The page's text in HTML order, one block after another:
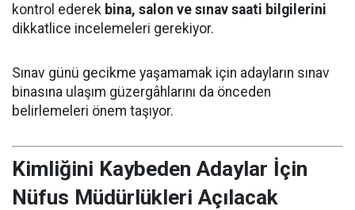
kontrol ederek bina, salon ve sınav saati bilgilerini
dikkatlice incelemeleri gerekiyor.
Sınav günü gecikme yaşamamak için adayların sınav
binasına ulaşım güzergâhlarını da önceden
belirlemeleri önem taşıyor.
Kimliğini Kaybeden Adaylar İçin
Nüfus Müdürlükleri Açılacak